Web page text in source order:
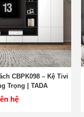
CBPK098 – Kệ Tivi
Trọng | TADA
hệ